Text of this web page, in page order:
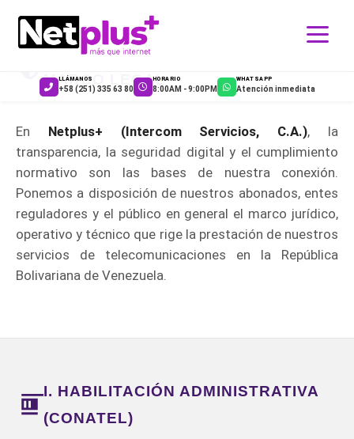
LLÁMANOS
+58 (251) 335 63 80
HORARIO
8:00AM - 9:00PM
WHATSAPP
Atención inmediata
CENTRO DE TRANSPARENCIA Y
MARCO LEGAL
En Netplus+ (Intercom Servicios, C.A.), la
transparencia, la seguridad digital y el cumplimiento
normativo son las bases de nuestra conexión.
Ponemos a disposición de nuestros abonados, entes
reguladores y el público en general el marco jurídico,
operativo y técnico que rige la prestación de nuestros
servicios de telecomunicaciones en la República
Bolivariana de Venezuela.
I. HABILITACIÓN ADMINISTRATIVA
(CONATEL)